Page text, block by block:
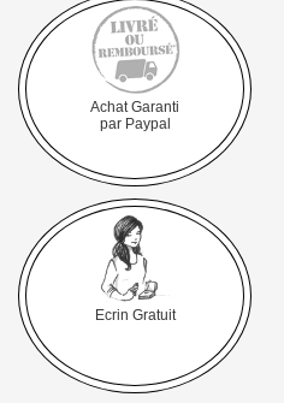
Achat Garanti
par Paypal
Ecrin Gratuit